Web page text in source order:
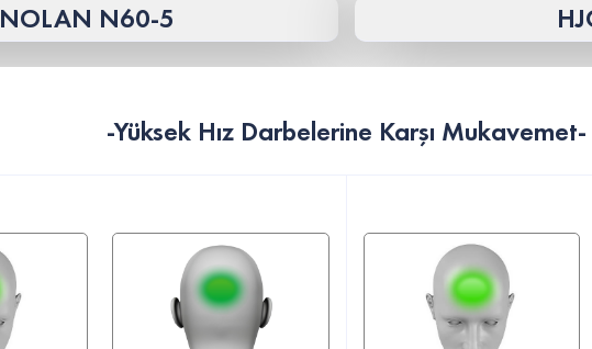
NOLAN N60-5
-Yüksek Hız Darbelerine Karşı Mukavemet-